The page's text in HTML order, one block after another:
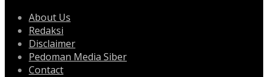
About Us
Redaksi
Disclaimer
Pedoman Media Siber
Contact